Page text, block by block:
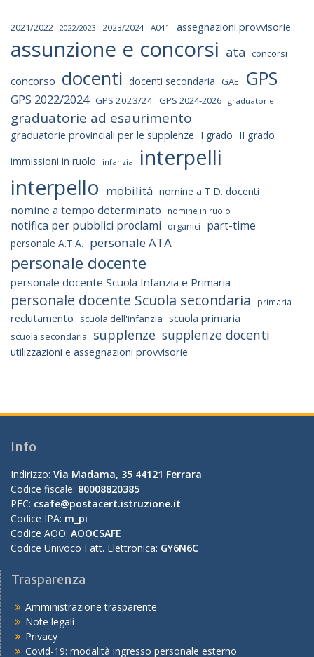
2021/2022 2022/2023 2023/2024 A041 assegnazioni provvisorie
assunzione e concorsi ata concorsi
concorso docenti docenti secondaria GAE GPS
GPS 2022/2024 GPS 2023/24 GPS 2024-2026 graduatorie
graduatorie ad esaurimento
graduatorie provinciali per le supplenze I grado II grado
immissioni in ruolo
infanzia interpelli
interpello mobilità nomine a T.D. docenti
nomine a tempo determinato nomine in ruolo
notifica per pubblici proclami organici part-time
personale A.T.A. personale ATA
personale docente
personale docente Scuola Infanzia e Primaria
personale docente Scuola secondaria primaria
reclutamento scuola dell'infanzia scuola primaria
scuola secondaria supplenze supplenze docenti
utilizzazioni e assegnazioni provvisorie
Info
Indirizzo: Via Madama, 35 44121 Ferrara
Codice fiscale: 80008820385
PEC: csafe@postacert.istruzione.it
Codice IPA: m_pi
Codice AOO: AOOCSAFE
Codice Univoco Fatt. Elettronica: GY6N6C
Trasparenza
Amministrazione trasparente
Note legali
Privacy
Covid-19: modalità ingresso personale esterno